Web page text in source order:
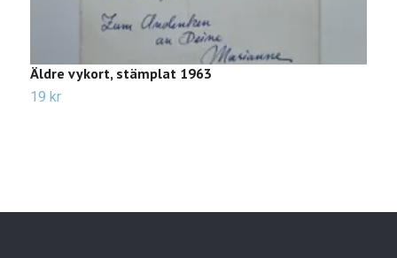
Äldre vykort, stämplat 1963
19 kr